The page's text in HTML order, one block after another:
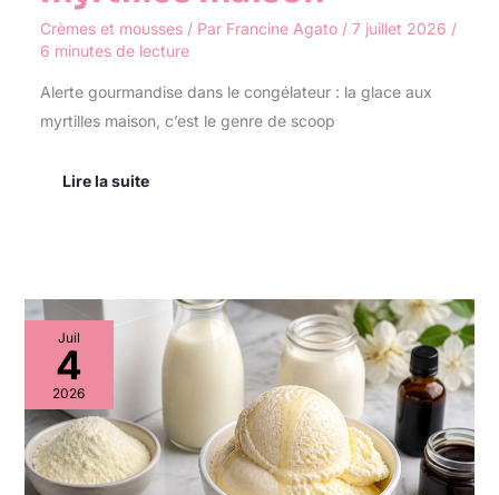
Crèmes et mousses/ Par Francine Agato / 7 juillet 2026 /
6 minutes de lecture
Alerte gourmandise dans le congélateur : la glace aux
myrtilles maison, c’est le genre de scoop
Lire la suite
Juil
4
2026
Recette
de
glace
à
la
vanille
maison